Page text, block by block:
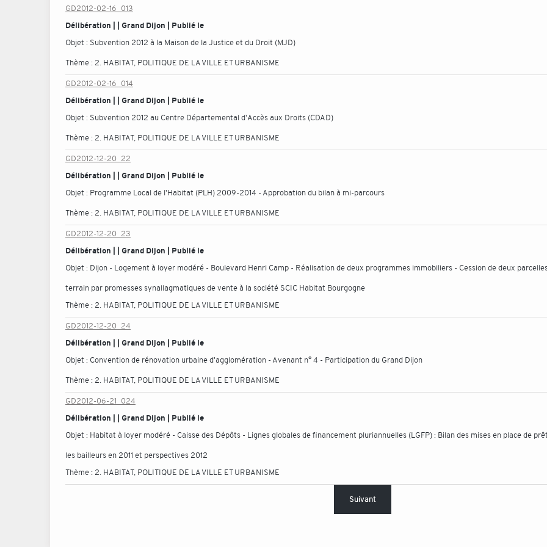
GD2012-02-16_013
Délibération | | Grand Dijon | Publié le
Objet : Subvention 2012 à la Maison de la Justice et du Droit (MJD)
Thème : 2. HABITAT, POLITIQUE DE LA VILLE ET URBANISME
GD2012-02-16_014
Délibération | | Grand Dijon | Publié le
Objet : Subvention 2012 au Centre Départemental d'Accès aux Droits (CDAD)
Thème : 2. HABITAT, POLITIQUE DE LA VILLE ET URBANISME
GD2012-12-20_22
Délibération | | Grand Dijon | Publié le
Objet : Programme Local de l'Habitat (PLH) 2009-2014 - Approbation du bilan à mi-parcours
Thème : 2. HABITAT, POLITIQUE DE LA VILLE ET URBANISME
GD2012-12-20_23
Délibération | | Grand Dijon | Publié le
Objet : Dijon - Logement à loyer modéré - Boulevard Henri Camp - Réalisation de deux programmes immobiliers - Cession de deux
terrain par promesses synallagmatiques de vente à la société SCIC Habitat Bourgogne
Thème : 2. HABITAT, POLITIQUE DE LA VILLE ET URBANISME
GD2012-12-20_24
Délibération | | Grand Dijon | Publié le
Objet : Convention de rénovation urbaine d'agglomération - Avenant n° 4 - Participation du Grand Dijon
Thème : 2. HABITAT, POLITIQUE DE LA VILLE ET URBANISME
GD2012-06-21_024
Délibération | | Grand Dijon | Publié le
Objet : Habitat à loyer modéré - Caisse des Dépôts - Lignes globales de financement pluriannuelles (LGFP) : Bilan des mises en place de
les bailleurs en 2011 et perspectives 2012
Thème : 2. HABITAT, POLITIQUE DE LA VILLE ET URBANISME
Suivant